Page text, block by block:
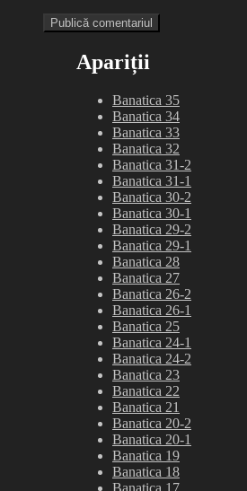
Apariții
Banatica 35
Banatica 34
Banatica 33
Banatica 32
Banatica 31-2
Banatica 31-1
Banatica 30-2
Banatica 30-1
Banatica 29-2
Banatica 29-1
Banatica 28
Banatica 27
Banatica 26-2
Banatica 26-1
Banatica 25
Banatica 24-1
Banatica 24-2
Banatica 23
Banatica 22
Banatica 21
Banatica 20-2
Banatica 20-1
Banatica 19
Banatica 18